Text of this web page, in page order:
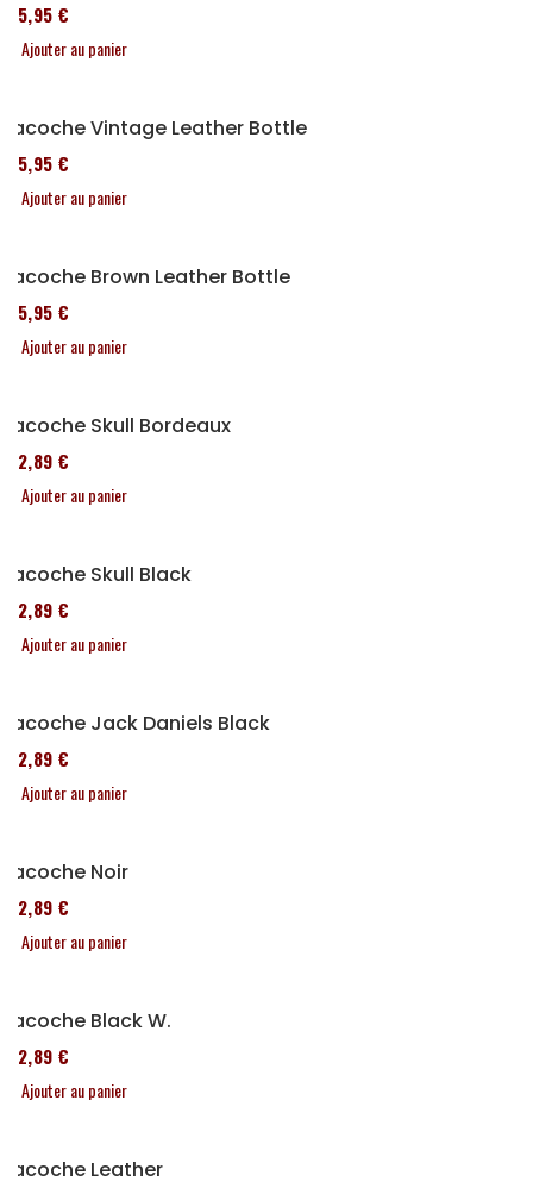
185,95 €
Ajouter au panier
Sacoche Vintage Leather Bottle
185,95 €
Ajouter au panier
Sacoche Brown Leather Bottle
185,95 €
Ajouter au panier
Sacoche Skull Bordeaux
152,89 €
Ajouter au panier
Sacoche Skull Black
152,89 €
Ajouter au panier
Sacoche Jack Daniels Black
152,89 €
Ajouter au panier
Sacoche Noir
152,89 €
Ajouter au panier
Sacoche Black W.
152,89 €
Ajouter au panier
Sacoche Leather